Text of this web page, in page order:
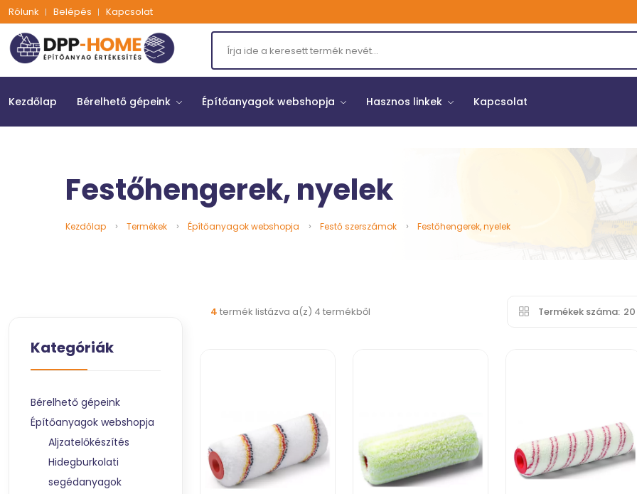
Rólunk Belépés Kapcsolat
Kezdőlap Bérelhető gépeink Építőanyagok webshopja Hasznos linkek Kapcsolat
Festőhengerek, nyelek
Kezdőlap Termékek Építőanyagok webshopja Festő szerszámok Festőhengerek, nyelek
4 termék listázva a(z) 4 termékből Termékek száma: 20
Kategóriák
Bérelhető gépeink
Építőanyagok webshopja
Aljzatelőkészítés
Hidegburkolati
segédanyagok